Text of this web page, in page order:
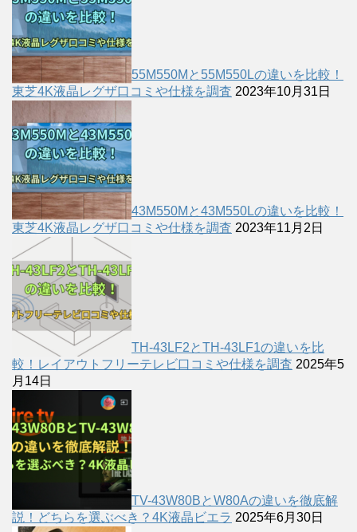
55M550Mと55M550Lの違いを比較！
東芝4K液晶レグザ口コミや仕様を調査 2023年10月31日
43M550Mと43M550Lの違いを比較！
東芝4K液晶レグザ口コミや仕様を調査 2023年11月2日
TH-43LF2とTH-43LF1の違いを比
較！レイアウトフリーテレビ口コミや仕様を調査 2025年5
月14日
TV-43W80BとW80Aの違いを徹底解
説！どちらを選ぶべき？4K液晶ビエラ 2025年6月30日